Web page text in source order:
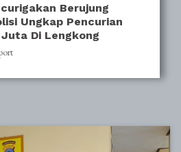
Berujung
Ungkap Pencurian
Di Lengkong